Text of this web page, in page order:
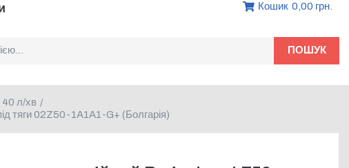
Кошик 0,00 грн.
ПОШУК
40 л/хв /
тяги 02Z50-1A1A1-G+ (Болгарія)